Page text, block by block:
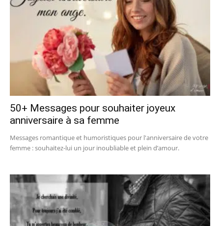
50+ Messages pour souhaiter joyeux
anniversaire à sa femme
Messages romantique et humoristiques pour l'anniversaire de votre
femme : souhaitez-lui un jour inoubliable et plein d’amour.